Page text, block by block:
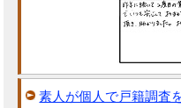
素人が個人で戸籍調査